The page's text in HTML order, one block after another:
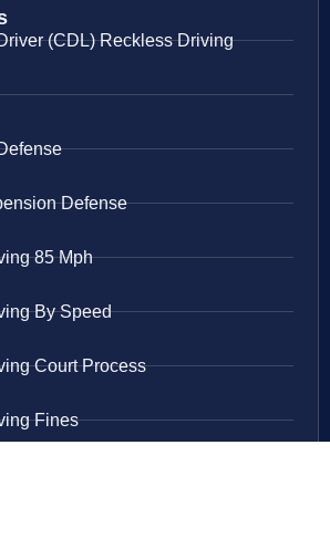
(CDL) Reckless Driving
Defense
85 Mph
By Speed
Court Process
Fines